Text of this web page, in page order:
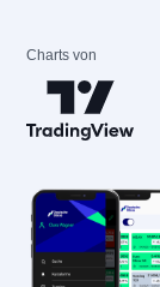
Charts von